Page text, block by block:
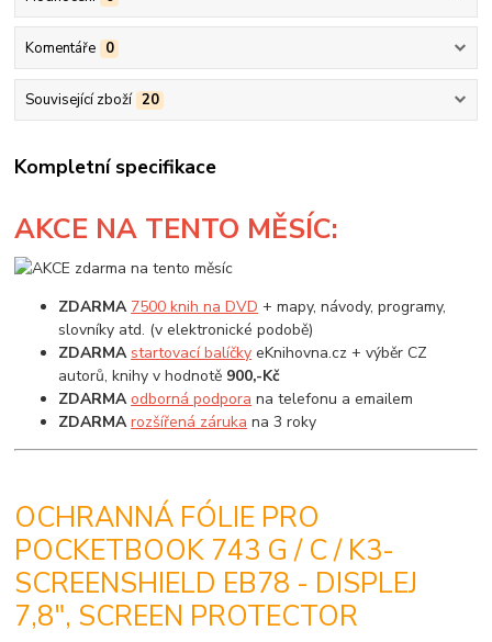
Komentáře 0
Související zboží 20
Kompletní specifikace
AKCE NA TENTO MĚSÍC:
ZDARMA 7500 knih na DVD + mapy, návody, programy,
slovníky atd. (v elektronické podobě)
ZDARMA startovací balíčky eKnihovna.cz + výběr CZ
autorů, knihy v hodnotě 900,-Kč
ZDARMA odborná podpora na telefonu a emailem
ZDARMA rozšířená záruka na 3 roky
OCHRANNÁ FÓLIE PRO
POCKETBOOK 743 G / C / K3-
SCREENSHIELD EB78 - DISPLEJ
7,8", SCREEN PROTECTOR